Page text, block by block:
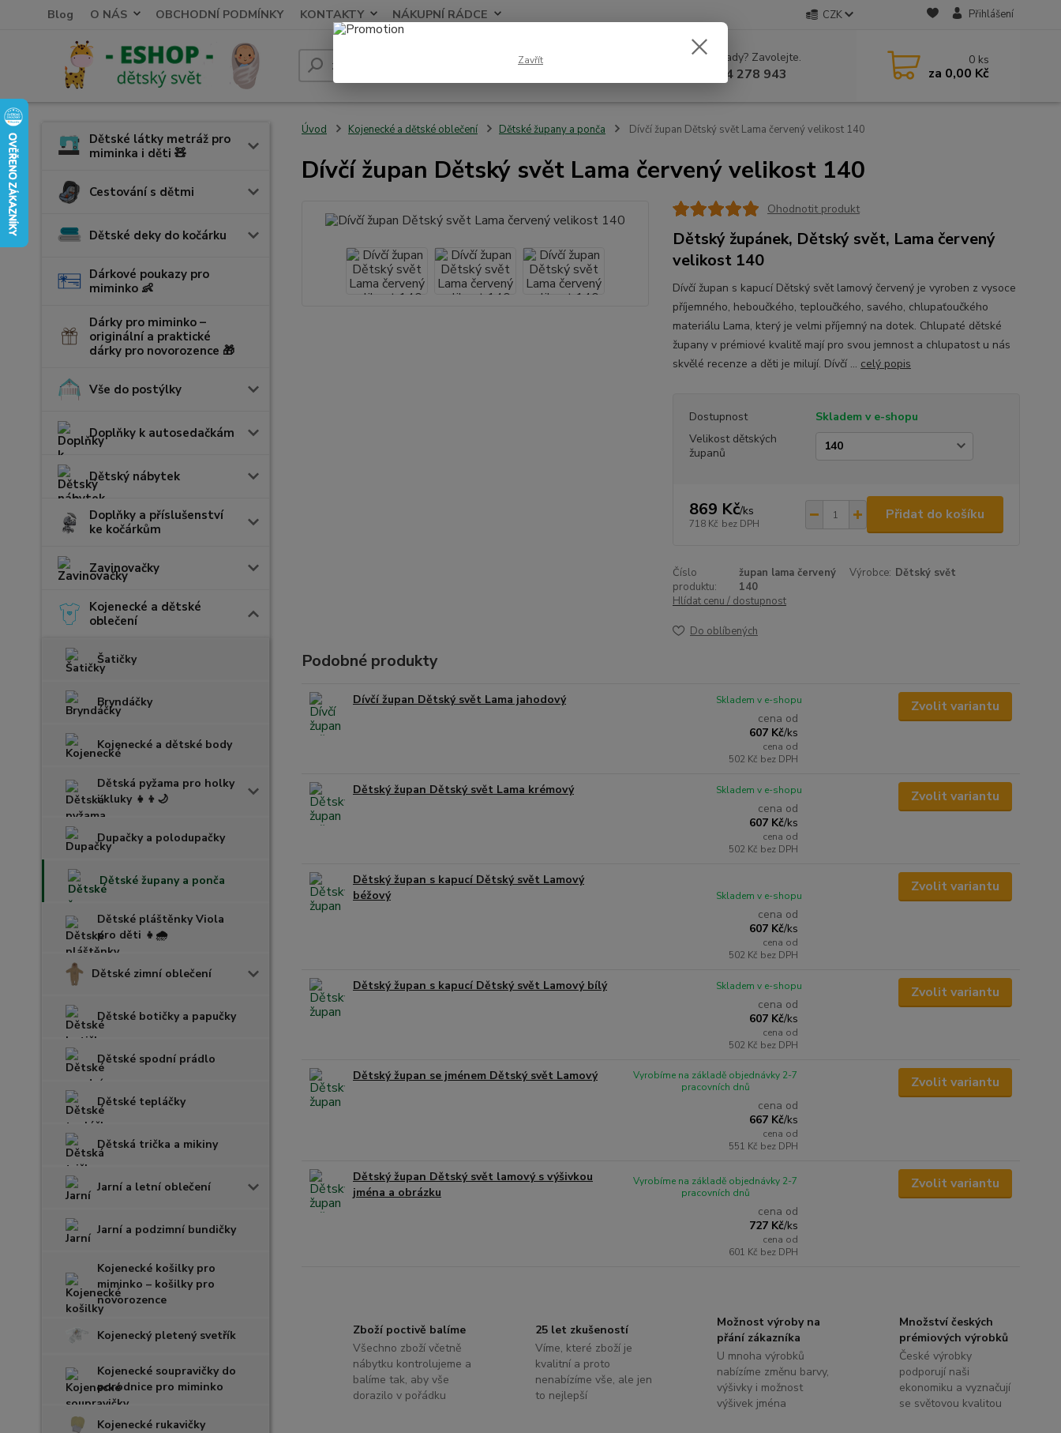
Blog O NÁS OBCHODNÍ PODMÍNKY KONTAKTY NÁKUPNÍ RÁDCE CZK Přihlášení
Hledat Nevíte si rady? Zavolejte.
+420 604 278 943
0 ks
za 0,00 Kč
Dětské látky metráž pro
miminka i děti 🧸
Cestování s dětmi
Dětské deky do kočárku
Dárkové poukazy pro
miminko 👶
Dárky pro miminko –
originální a praktické
dárky pro novorozence 🎁
Vše do postýlky
Doplňky k autosedačkám
Dětský nábytek
Doplňky a příslušenství
ke kočárkům
Zavinovačky
Kojenecké a dětské
oblečení
Šatičky
Bryndáčky
Kojenecké a dětské body
Dětská pyžama pro holky
i kluky 👧👦🌙
Dupačky a polodupačky
Dětské župany a ponča
Dětské pláštěnky Viola
pro děti 👧🌧️
Dětské zimní oblečení
Dětské botičky a papučky
Dětské spodní prádlo
Dětské tepláčky
Dětská trička a mikiny
Jarní a letní oblečení
Jarní a podzimní bundičky
Kojenecké košilky pro
miminko – košilky pro
novorozence
Kojenecký pletený svetřík
Kojenecké soupravičky do
porodnice pro miminko
Kojenecké rukavičky
Úvod Kojenecké a dětské oblečení Dětské župany a ponča Dívčí župan Dětský svět Lama červený velikost 140
Dívčí župan Dětský svět Lama červený velikost 140
Ohodnotit produkt
Dětský župánek, Dětský svět, Lama červený
velikost 140
Dívčí župan s kapucí Dětský svět lamový červený je vyroben z vysoce
příjemného, heboučkého, teploučkého, savého, chlupaťoučkého
materiálu Lama, který je velmi příjemný na dotek. Chlupaté dětské
župany v prémiové kvalitě mají pro svou jemnost a chlupatost u nás
skvělé recenze a děti je milují. Dívčí ... celý popis
Dostupnost
Skladem v e-shopu
Velikost dětských
županů
869 Kč/ks
718 Kč bez DPH
Přidat do košíku
Číslo
produktu:
župan lama červený
140
Výrobce: Dětský svět
Hlídat cenu / dostupnost
Do oblíbených
Podobné produkty
Dívčí župan Dětský svět Lama jahodový
cena od
607 Kč/ks
cena od
502 Kč bez DPH
Skladem v e-shopu Zvolit variantu
Dětský župan Dětský svět Lama krémový
cena od
607 Kč/ks
cena od
502 Kč bez DPH
Skladem v e-shopu Zvolit variantu
Dětský župan s kapucí Dětský svět Lamový
béžový
cena od
607 Kč/ks
cena od
502 Kč bez DPH
Skladem v e-shopu
Zvolit variantu
Dětský župan s kapucí Dětský svět Lamový bílý
cena od
607 Kč/ks
cena od
502 Kč bez DPH
Skladem v e-shopu Zvolit variantu
Dětský župan se jménem Dětský svět Lamový
cena od
667 Kč/ks
cena od
551 Kč bez DPH
Vyrobíme na základě objednávky 2-7
pracovních dnů
Zvolit variantu
Dětský župan Dětský svět lamový s výšivkou
jména a obrázku
cena od
727 Kč/ks
cena od
601 Kč bez DPH
Vyrobíme na základě objednávky 2-7
pracovních dnů
Zvolit variantu
Zboží poctivě balíme
Všechno zboží včetně
nábytku kontrolujeme a
balíme tak, aby vše
dorazilo v pořádku
25 let zkušeností
Víme, které zboží je
kvalitní a proto
nenabízíme vše, ale jen
to nejlepší
Možnost výroby na
přání zákazníka
U mnoha výrobků
nabízíme změnu barvy,
výšivky i možnost
výšivek jména
Množství českých
prémiových výrobků
České výrobky
podporují naši
ekonomiku a vyznačují
se světovou kvalitou
Zavřít